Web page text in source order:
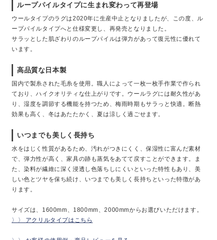
ループパイルタイプに生まれ変わって再登場
ウールタイプのラグは2020年に生産中止となりましたが、この度、ル
ープパイルタイプへと仕様変更し、再発売となりました。
サラッとした肌ざわりのループパイルは弾力があって復元性に優れて
います。
高品質な日本製
国内で製糸された毛糸を使用。職人によって一枚一枚手作業で作られ
ており、ハイクオリティな仕上がりです。ウールラグには耐久性があ
り、湿度を調節する機能を持つため、梅雨時期もサラっと快適。断熱
効果も高く、冬はあたたかく、夏は涼しく過ごせます。
いつまでも美しく長持ち
水をはじく性質があるため、汚れがつきにくく、保湿性に富んだ素材
で、弾力性が高く、家具の跡も蒸気をあてて戻すことができます。ま
た、染料が繊維に深く浸透し色落ちしにくいといった特性もあり、美
しい色とツヤを保ち続け、いつまでも美しく長持ちといった特徴があ
ります。
サイズは、1600mm、1800mm、2000mmからお選びいただけます。
〉〉 アクリルタイプはこちら